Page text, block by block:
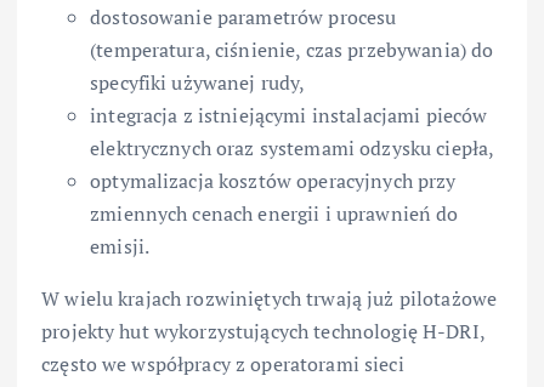
dostosowanie parametrów procesu
(temperatura, ciśnienie, czas przebywania) do
specyfiki używanej rudy,
integracja z istniejącymi instalacjami pieców
elektrycznych oraz systemami odzysku ciepła,
optymalizacja kosztów operacyjnych przy
zmiennych cenach energii i uprawnień do
emisji.
W wielu krajach rozwiniętych trwają już pilotażowe
projekty hut wykorzystujących technologię H-DRI,
często we współpracy z operatorami sieci